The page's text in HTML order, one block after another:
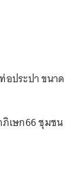
อประปา ขนาด
เษก66 ชุมชน